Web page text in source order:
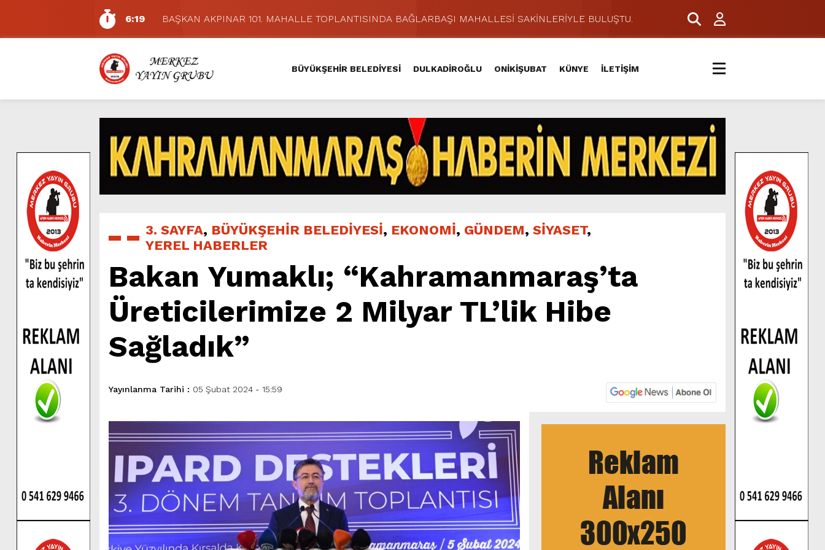
6:19
BAŞKAN AKPINAR 101. MAHALLE TOPLANTISINDA BAĞLARBAŞI MAHALLESİ SAKİNLERİYLE BULUŞTU.
6:17
Dulkadiroğlu Hacı Murat Caddesi’nde Büyük Dönüşüm Başladı.
11:14
Pazarcık’ta Yollar Büyükşehir’le Yenileniyor.
11:10
Büyükşehir, Dulkadiroğlu Kırsalında 45 Milyonluk Yol Yatırımını Tamamladı.
5:17
Uluslararası Bisiklet Yarışması’nda İkinci Etap Nefes Kesti.
5:15
Büyükşehir, Gazneliler Caddesi’nde Son Kat Asfalt Serimini Sürdürüyor.
6:54
Büyükşehir, Dulkadiroğlu Hacı Murat Caddesi’ni Asfalta Hazırlıyor.
6:53
Büyükşehir’den Dulkadiroğlu Kırsalına Değer Katan Yol Yatırımı.
6:50
Geleneksel Ağustos Fuarı’nda Eğlence ve Nostalji Bir Aradaydı.
7:01
Funda Arar, Cumartesi Günü KAFUM’da Sahne Alacak.
BÜYÜKŞEHİR BELEDİYESİ DULKADİROĞLU ONİKİŞUBAT KÜNYE İLETİŞİM
3. SAYFA, BÜYÜKŞEHİR BELEDİYESİ, EKONOMİ, GÜNDEM, SİYASET,
YEREL HABERLER
Bakan Yumaklı; “Kahramanmaraş’ta
Üreticilerimize 2 Milyar TL’lik Hibe
Sağladık”
Yayınlanma Tarihi : 05 Şubat 2024 - 15:59